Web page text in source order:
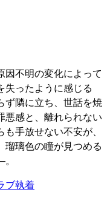
因不明の変化によって
失ったように感じる
ず隣に立ち、世話を焼
悪感と、離れられない
手放せない不安が、
瑠璃色の瞳が見つめる
ブ執着